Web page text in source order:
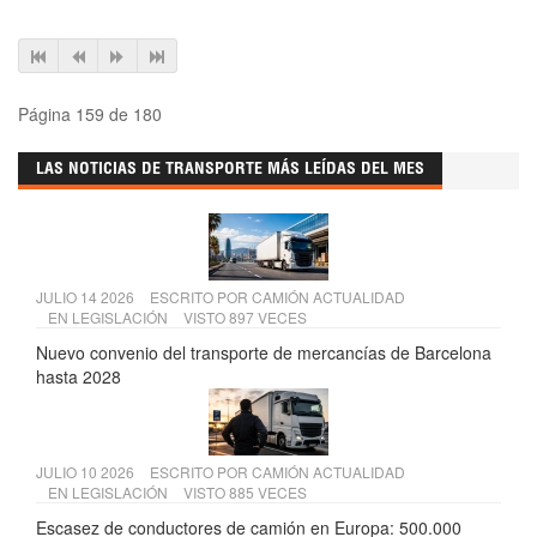
Página 159 de 180
LAS NOTICIAS DE TRANSPORTE MÁS LEÍDAS DEL MES
JULIO 14 2026 ESCRITO POR CAMIÓN ACTUALIDAD
EN LEGISLACIÓN VISTO 897 VECES
Nuevo convenio del transporte de mercancías de Barcelona
hasta 2028
JULIO 10 2026 ESCRITO POR CAMIÓN ACTUALIDAD
EN LEGISLACIÓN VISTO 885 VECES
Escasez de conductores de camión en Europa: 500.000